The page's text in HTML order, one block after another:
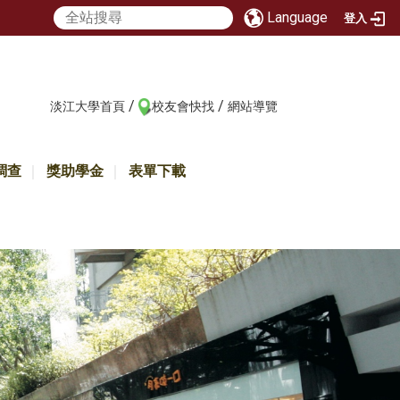
Language 登入
淡江大學首頁 / 校友會快找 / 網站導覽
查 獎助學金 表單下載